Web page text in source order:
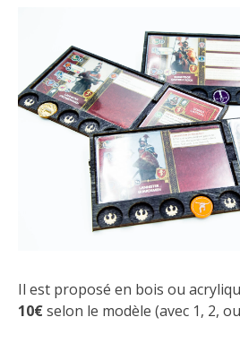
Il est proposé en bois ou
10€selon le modèle (avec 1, 2,